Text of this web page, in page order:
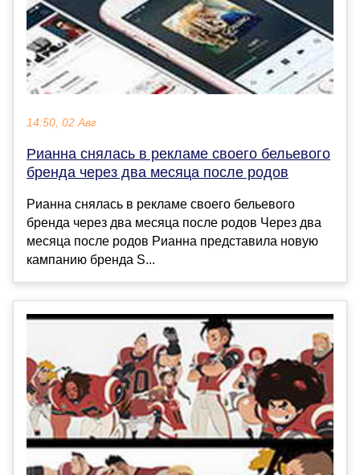
14:50, 02 Авг
Рианна снялась в рекламе своего бельевого
бренда через два месяца после родов
Рианна снялась в рекламе своего бельевого
бренда через два месяца после родов Через два
месяца после родов Рианна представила новую
кампанию бренда S...